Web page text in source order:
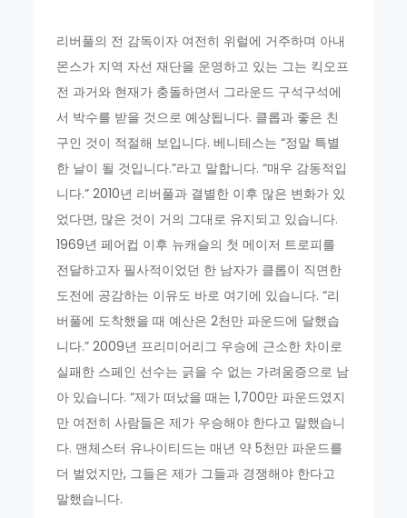
리버풀의 전 감독이자 여전히 위럴에 거주하며 아내
몬스가 지역 자선 재단을 운영하고 있는 그는 킥오프
전 과거와 현재가 충돌하면서 그라운드 구석구석에
서 박수를 받을 것으로 예상됩니다. 클롭과 좋은 친
구인 것이 적절해 보입니다. 베니테스는 “정말 특별
한 날이 될 것입니다.”라고 말합니다. “매우 감동적입
니다.” 2010년 리버풀과 결별한 이후 많은 변화가 있
었다면, 많은 것이 거의 그대로 유지되고 있습니다.
1969년 페어컵 이후 뉴캐슬의 첫 메이저 트로피를
전달하고자 필사적이었던 한 남자가 클롭이 직면한
도전에 공감하는 이유도 바로 여기에 있습니다. “리
버풀에 도착했을 때 예산은 2천만 파운드에 달했습
니다.” 2009년 프리미어리그 우승에 근소한 차이로
실패한 스페인 선수는 긁을 수 없는 가려움증으로 남
아 있습니다. “제가 떠났을 때는 1,700만 파운드였지
만 여전히 사람들은 제가 우승해야 한다고 말했습니
다. 맨체스터 유나이티드는 매년 약 5천만 파운드를
더 벌었지만, 그들은 제가 그들과 경쟁해야 한다고
말했습니다.